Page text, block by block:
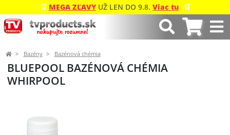
🛒 MEGA ZĽAVY UŽ LEN DO 9.8. Viac tu 🛒
Bazény Bazénová chémia
BLUEPOOL BAZÉNOVÁ CHÉMIA
WHIRPOOL